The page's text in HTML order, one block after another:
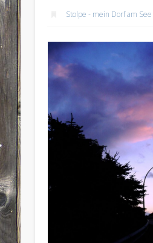
Stolpe - mein Dorf am See